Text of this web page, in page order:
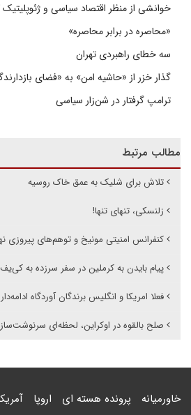
خوانشی از منظر اقتصاد سیاسی و ژئوپلیتیک
«محاصره در برابر محاصره»
سه خطای راهبردی تهران
گذار خزر از «حاشیه امن» به «فضای
ترامپ گرفتار در شن‌زار سیاسی
مطالب مرتبط
تلاش برای شلیک به عمق خاک روسیه
زلنسکی، تنهای تنها!
کنفرانس امنیتی مونیخ و توهم‌های پیروزی
پیام بایدن به کرملین در سفر سرزده به کی‌یف
فعلا امریکا و انگلیس برندگان آوردگاه
صلح بالقوه در اوکراین، لحظه‌ای
خاورمیانه پرونده هسته ای اروپا